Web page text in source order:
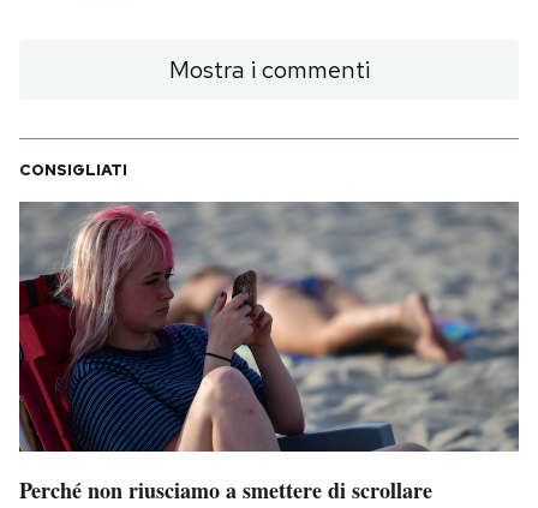
AREA PERSONALE
Area Personale
Newsletter
Notifiche mobile
Regala il Post
Hai bisogno di aiuto?
Esci
Mostra i commenti
CONSIGLIATI
Perché non riusciamo a smettere di scrollare